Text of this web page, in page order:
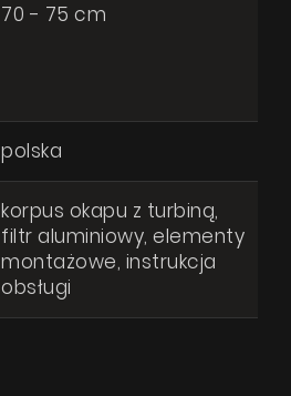
70 - 75 cm
polska
korpus okapu z turbiną,
filtr aluminiowy, elementy
montażowe, instrukcja
obsługi